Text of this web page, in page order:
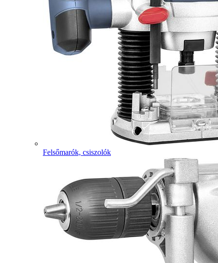
Felsőmarók, csiszolók